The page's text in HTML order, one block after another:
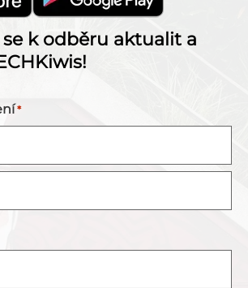
k odběru aktualit a
*